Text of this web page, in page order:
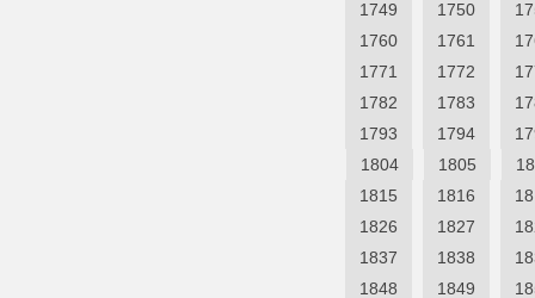
1749
1750
1760
1761
1771
1772
1782
1783
1793
1794
1804
1805
1815
1816
1826
1827
1837
1838
1848
1849